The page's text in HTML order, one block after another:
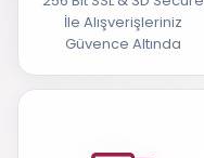
İle Alışverişleriniz
Güvence Altında